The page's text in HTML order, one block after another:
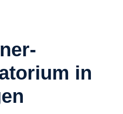
in